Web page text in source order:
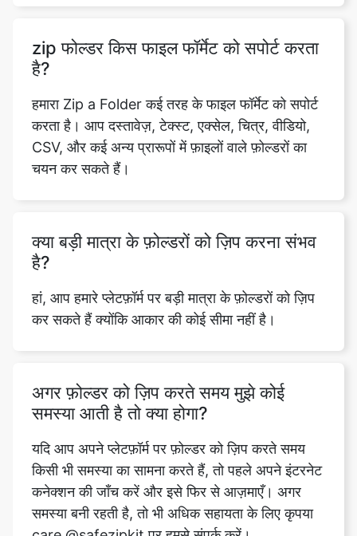
हमारा Zip a Folder कई तरह के फाइल फॉर्मेट को सपोर्ट
करता है। आप दस्तावेज़, टेक्स्ट, एक्सेल, चित्र, वीडियो,
चयन कर सकते हैं।
क्या बड़ी मात्रा के फ़ोल्डरों को ज़िप करना संभव
हां, आप हमारे प्लेटफ़ॉर्म पर बड़ी मात्रा के फ़ोल्डरों को ज़िप
कर सकते हैं क्योंकि आकार की कोई सीमा नहीं है।
अगर फ़ोल्डर को ज़िप करते समय मुझे कोई
यदि आप अपने प्लेटफ़ॉर्म पर फ़ोल्डर को ज़िप करते समय
किसी भी समस्या का सामना करते हैं, तो पहले अपने इंटरनेट
समस्या बनी रहती है, तो भी अधिक सहायता के लिए कृपया
care @safezipkit पर हमसे संपर्क करें।